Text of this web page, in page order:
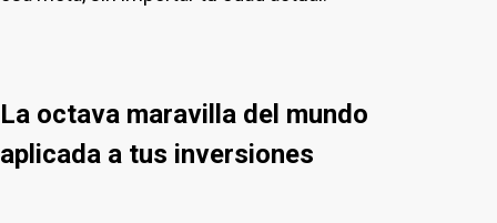
La octava maravilla del mundo
aplicada a tus inversiones